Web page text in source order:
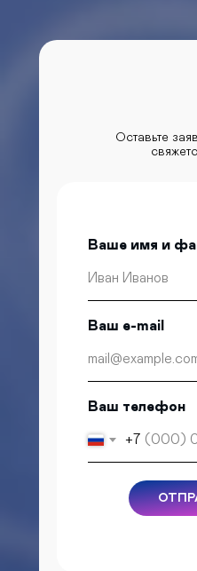
Оставьте
Ваше имя и
Ваш e-mail
Ваш телефон
+7